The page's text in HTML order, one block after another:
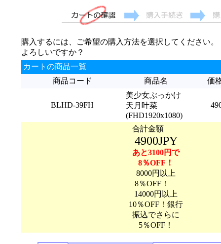
購入するには、ご希望の購入方法を選択してください。
よろしいですか？
カートの商品一覧
商品コード
商品名 価
BLHD-39FH
美少女ぶっかけ
天月叶菜
(FHD1920x1080)
合計金額
4900JPY
あと3100円で
8％OFF！
8000円以上
8％OFF！
14000円以上
10％OFF！銀行
振込でさらに
5％OFF！